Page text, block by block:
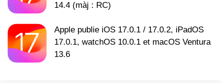
14.4 (màj : RC)
Apple publie iOS 17.0.1 / 17.0.2, iPadOS
17.0.1, watchOS 10.0.1 et macOS Ventura
13.6